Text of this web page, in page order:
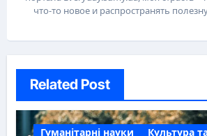
что-то новое и распространять
Related Post
Гуманітарні науки Культура